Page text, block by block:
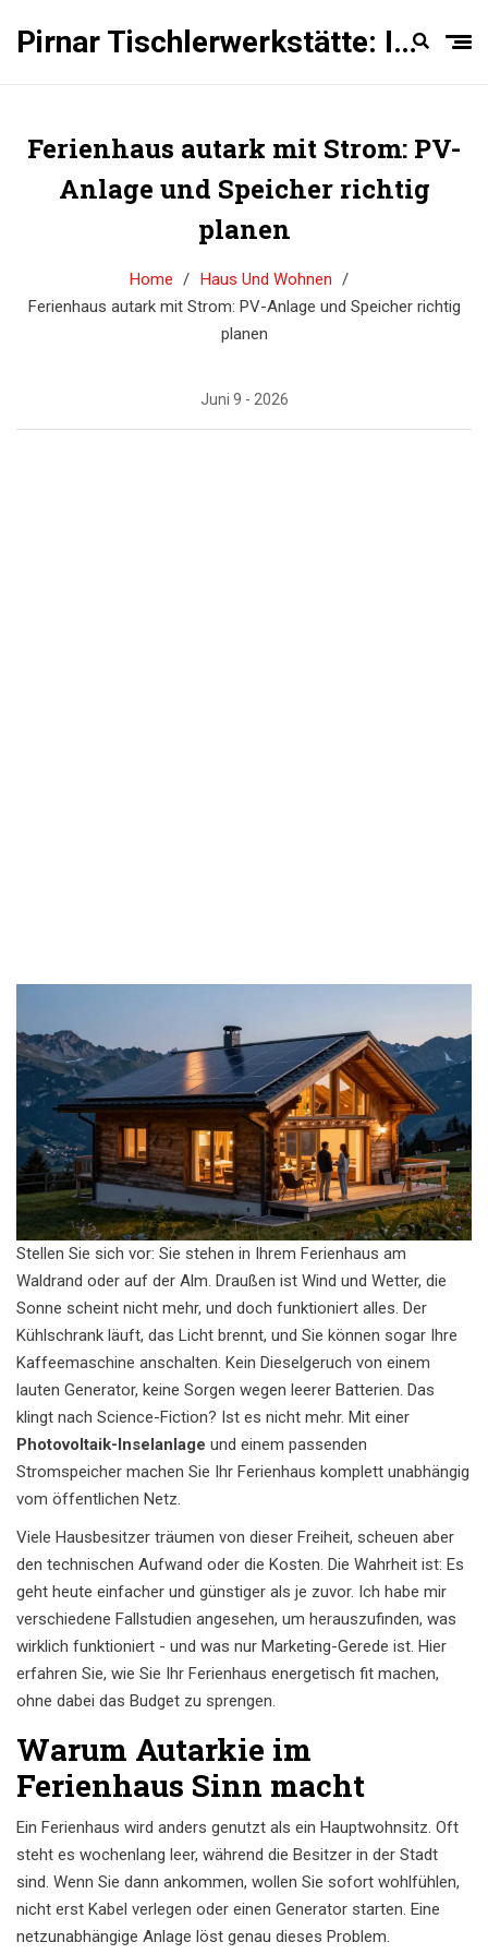
Pirnar Tischlerwerkstätte: Innentüren Experten
Ferienhaus autark mit Strom: PV-
Anlage und Speicher richtig
planen
Home
Haus Und Wohnen
Ferienhaus autark mit Strom: PV-Anlage und Speicher richtig
planen
Juni 9 - 2026
Stellen Sie sich vor: Sie stehen in Ihrem Ferienhaus am
Waldrand oder auf der Alm. Draußen ist Wind und Wetter, die
Sonne scheint nicht mehr, und doch funktioniert alles. Der
Kühlschrank läuft, das Licht brennt, und Sie können sogar Ihre
Kaffeemaschine anschalten. Kein Dieselgeruch von einem
lauten Generator, keine Sorgen wegen leerer Batterien. Das
klingt nach Science-Fiction? Ist es nicht mehr. Mit einer
Photovoltaik-Inselanlage und einem passenden
Stromspeicher machen Sie Ihr Ferienhaus komplett unabhängig
vom öffentlichen Netz.
Viele Hausbesitzer träumen von dieser Freiheit, scheuen aber
den technischen Aufwand oder die Kosten. Die Wahrheit ist: Es
geht heute einfacher und günstiger als je zuvor. Ich habe mir
verschiedene Fallstudien angesehen, um herauszufinden, was
wirklich funktioniert - und was nur Marketing-Gerede ist. Hier
erfahren Sie, wie Sie Ihr Ferienhaus energetisch fit machen,
ohne dabei das Budget zu sprengen.
Warum Autarkie im
Ferienhaus Sinn macht
Ein Ferienhaus wird anders genutzt als ein Hauptwohnsitz. Oft
steht es wochenlang leer, während die Besitzer in der Stadt
sind. Wenn Sie dann ankommen, wollen Sie sofort wohlfühlen,
nicht erst Kabel verlegen oder einen Generator starten. Eine
netzunabhängige Anlage löst genau dieses Problem.